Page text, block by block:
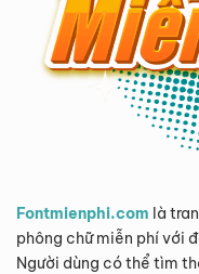
Fontmienphi.com là
phông chữ miễn phí với
Người dùng có thể tìm